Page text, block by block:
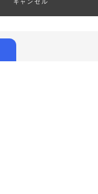
キャンセル